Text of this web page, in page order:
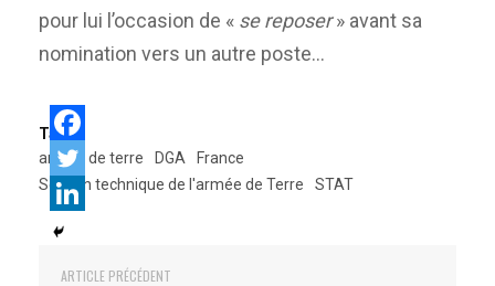
pour lui l’occasion de « se reposer» avant sa
nomination vers un autre poste…
Tags:
armée de terre
DGA
France
Section technique de l'armée de Terre
STAT
ARTICLE PRÉCÉDENT